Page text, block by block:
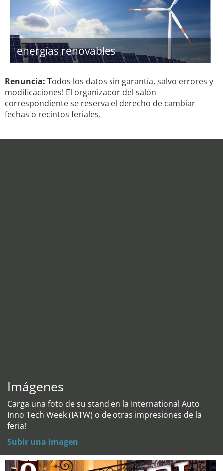
energías renovables
Renuncia: Todos los datos sin garantía, salvo errores y
modificaciones! El organizador del salón
correspondiente se reserva el derecho de cambiar
fechas o recintos feriales.
Imágenes
Carga una foto de su stand en la International Auto
Inno Tech Week (IATW) o de otras impresiones de la
feria!
Subir una imagen